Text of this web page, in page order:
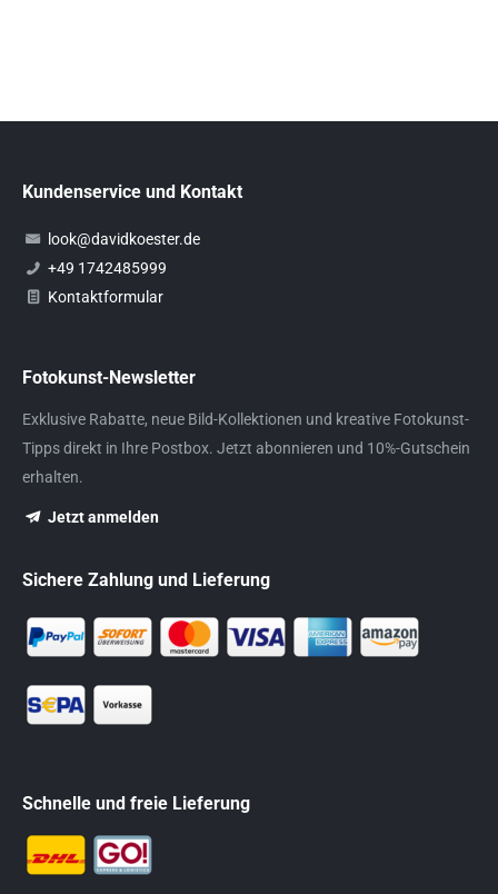
Kundenservice und Kontakt
look@davidkoester.de
+49 1742485999
Kontaktformular
Fotokunst-Newsletter
Exklusive Rabatte, neue Bild-Kollektionen und kreative Fotokunst-
Tipps direkt in Ihre Postbox. Jetzt abonnieren und 10%-Gutschein
erhalten.
Jetzt anmelden
Sichere Zahlung und Lieferung
Schnelle und freie Lieferung